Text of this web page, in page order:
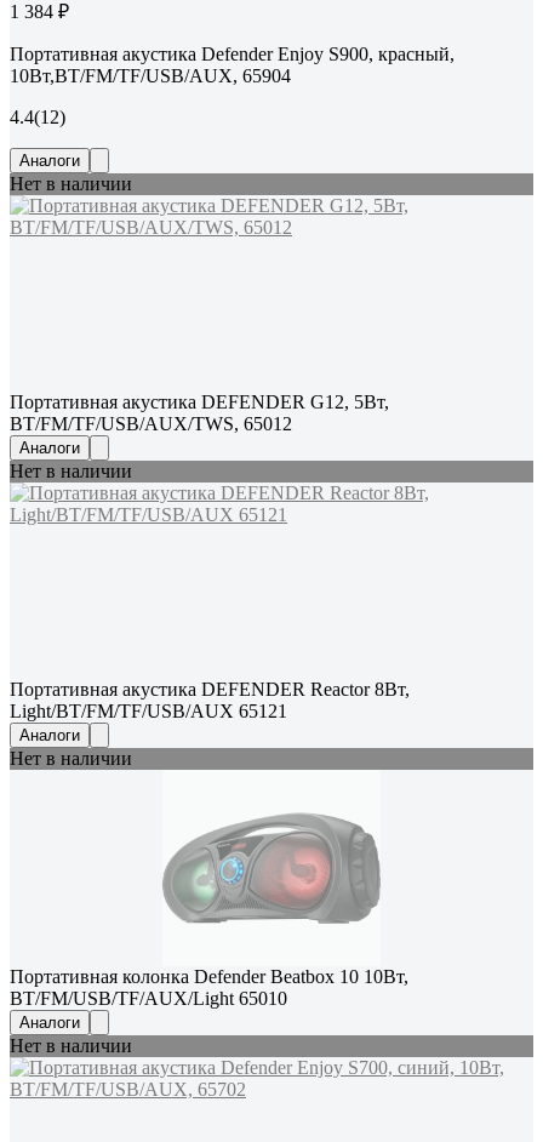
1 384 ₽
Портативная акустика Defender Enjoy S900, красный,
10Вт,BT/FM/TF/USB/AUX, 65904
4.4(12)
Аналоги
Нет в наличии
Портативная акустика DEFENDER G12, 5Вт,
BT/FM/TF/USB/AUX/TWS, 65012
Аналоги
Нет в наличии
Портативная акустика DEFENDER Reactor 8Вт,
Light/BT/FM/TF/USB/AUX 65121
Аналоги
Нет в наличии
Портативная колонка Defender Beatbox 10 10Вт,
BT/FM/USB/TF/AUX/Light 65010
Аналоги
Нет в наличии